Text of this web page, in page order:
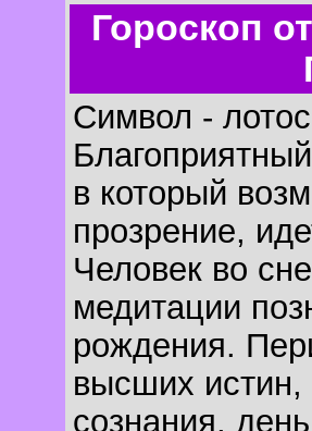
Гороскоп
Символ -
в который
прозрение,
Человек во
медитации
рождения.
высших истин,
сознания,